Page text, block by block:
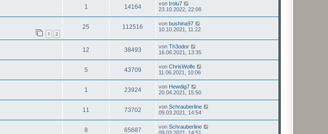
1 14164 von Irolu7
23.10.2022, 22:08
1 2
25 112516 von bushina97
10.10.2021, 11:22
12 38493 von Th3odor
16.06.2021, 13:35
5 43709 von ChrisWolfe
11.06.2021, 10:06
1 23924 von Hewdig7
20.04.2021, 15:50
11 73702 von Schrauberline
09.03.2021, 14:54
8 65687 von Schrauberline
09.03.2021, 14:51